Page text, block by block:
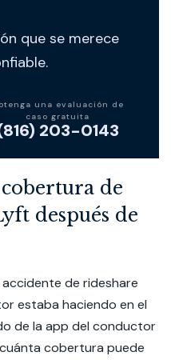
que se merece
una evaluación de
caso gratuita
203-0143
de
después de
de rideshare
estaba haciendo en el
de la app del conductor
cobertura puede